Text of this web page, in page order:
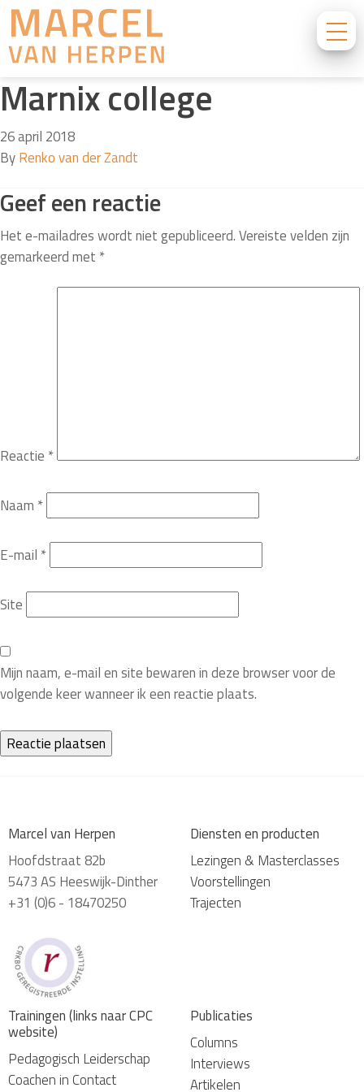
Marnix college
26 april 2018
ByRenko van der Zandt
Geef een reactie
Het e-mailadres wordt niet gepubliceerd.Vereiste velden zijn
gemarkeerd met *
Reactie *
Naam *
E-mail *
Site
Mijn naam, e-mail en site bewaren in deze browser voor de
volgende keer wanneer ik een reactie plaats.
Marcel van Herpen
Hoofdstraat 82b
5473 AS Heeswijk-Dinther
+31 (0)6 - 18470250
Diensten en producten
Lezingen & Masterclasses
Voorstellingen
Trajecten
Trainingen (links naar CPC
website)
Pedagogisch Leiderschap
Coachen in Contact
Publicaties
Columns
Interviews
Artikelen